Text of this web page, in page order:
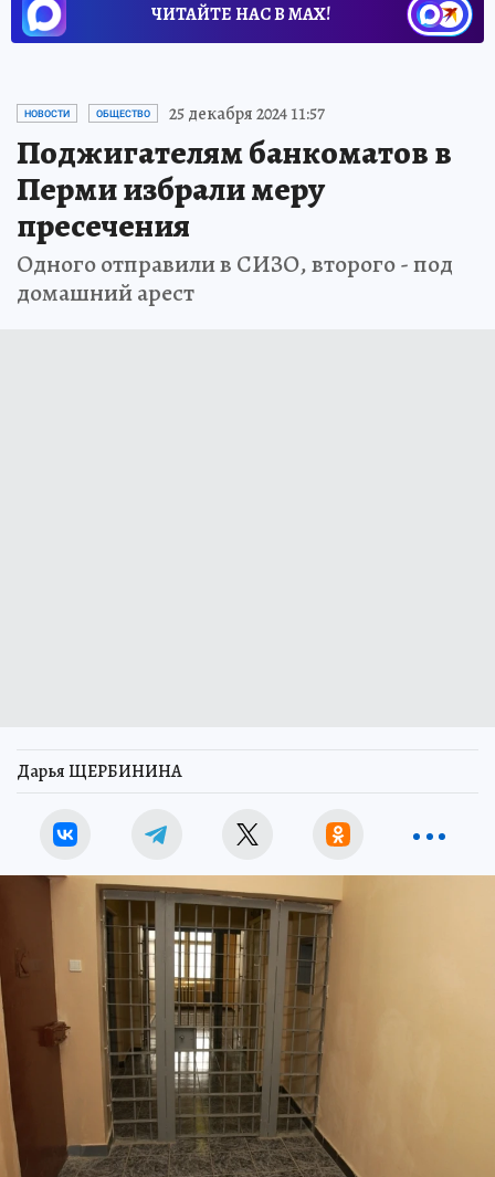
ЧИТАЙТЕ НАС В МАХ!
НОВОСТИ ОБЩЕСТВО 25 декабря 2024 11:57
Поджигателям банкоматов в
Перми избрали меру
пресечения
Одного отправили в СИЗО, второго - под
домашний арест
Дарья ЩЕРБИНИНА